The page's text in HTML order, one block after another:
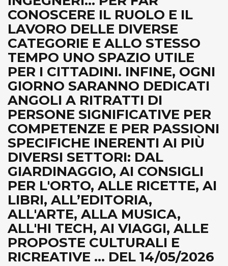
CONOSCERE IL RUOLO E IL
LAVORO DELLE DIVERSE
CATEGORIE E ALLO STESSO
TEMPO UNO SPAZIO UTILE
PER I CITTADINI. INFINE, OGNI
GIORNO SARANNO DEDICATI
ANGOLI A RITRATTI DI
PERSONE SIGNIFICATIVE PER
COMPETENZE E PER PASSIONI
SPECIFICHE INERENTI AI PIÙ
DIVERSI SETTORI: DAL
GIARDINAGGIO, AI CONSIGLI
PER L'ORTO, ALLE RICETTE, AI
LIBRI, ALL’EDITORIA,
ALL'ARTE, ALLA MUSICA,
ALL'HI TECH, AI VIAGGI, ALLE
PROPOSTE CULTURALI E
RICREATIVE ... DEL 14/05/2026